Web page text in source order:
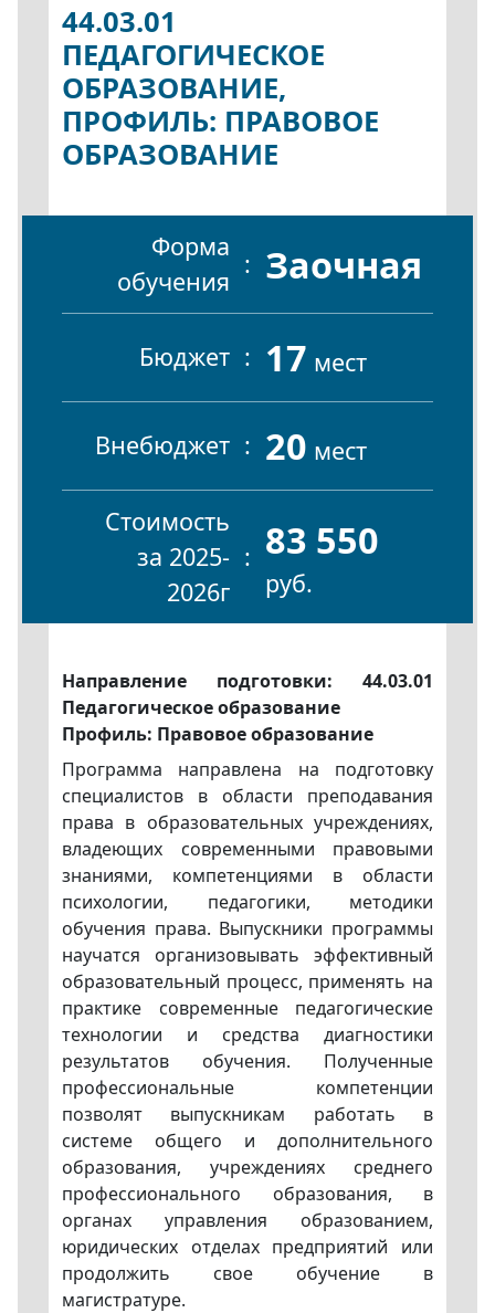
44.03.01
ПЕДАГОГИЧЕСКОЕ
ОБРАЗОВАНИЕ,
ПРОФИЛЬ: ПРАВОВОЕ
ОБРАЗОВАНИЕ
Форма
обучения
Заочная
Бюджет 17 мест
Внебюджет 20 мест
Стоимость
за 2025-
2026г
83 550
руб.
Направление подготовки: 44.03.01
Педагогическое образование
Профиль: Правовое образование
Программа направлена на подготовку
специалистов в области преподавания
права в образовательных учреждениях,
владеющих современными правовыми
знаниями, компетенциями в области
психологии, педагогики, методики
обучения права. Выпускники программы
научатся организовывать эффективный
образовательный процесс, применять на
практике современные педагогические
технологии и средства диагностики
результатов обучения. Полученные
профессиональные компетенции
позволят выпускникам работать в
системе общего и дополнительного
образования, учреждениях среднего
профессионального образования, в
органах управления образованием,
юридических отделах предприятий или
продолжить свое обучение в
магистратуре.